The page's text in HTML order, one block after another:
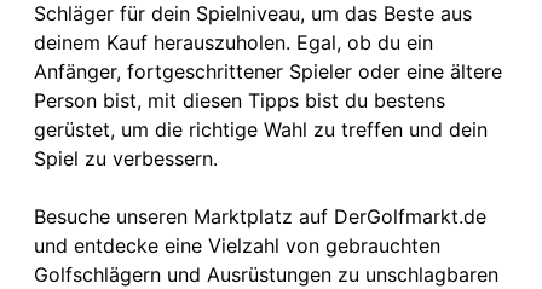
Schläger für dein Spielniveau, um das Beste aus
deinem Kauf herauszuholen. Egal, ob du ein
Anfänger, fortgeschrittener Spieler oder eine ältere
Person bist, mit diesen Tipps bist du bestens
gerüstet, um die richtige Wahl zu treffen und dein
Spiel zu verbessern.
Besuche unseren Marktplatz auf DerGolfmarkt.de
und entdecke eine Vielzahl von gebrauchten
Golfschlägern und Ausrüstungen zu unschlagbaren